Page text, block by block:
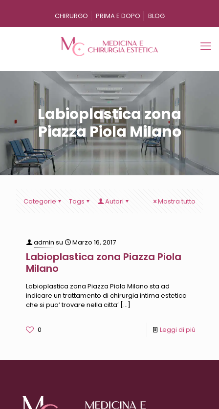
CHIRURGO PRIMA E DOPO BLOG
Labioplastica zona
Piazza Piola Milano
Categorie Tags Autori Mostra tutto
admin su Marzo 16, 2017
Labioplastica zona Piazza Piola
Milano
Labioplastica zona Piazza Piola Milano sta ad
indicare un trattamento di chirurgia intima estetica
che si puo’ trovare nella citta’ […]
0 Leggi di più